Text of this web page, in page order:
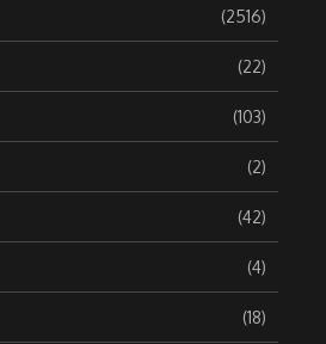
(2516)
(22)
(103)
(2)
(42)
(4)
(18)